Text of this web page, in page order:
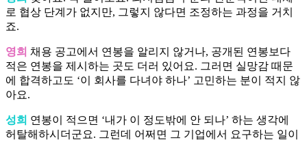
로 협상 단계가 없지만, 그렇지 않다면 조정하는 과정을 거치
죠.
영희 채용 공고에서 연봉을 알리지 않거나, 공개된 연봉보다
적은 연봉을 제시하는 곳도 더러 있어요. 그러면 실망감 때문
에 합격하고도 ‘이 회사를 다녀야 하나’ 고민하는 분이 적지 않
아요.
성희 연봉이 적으면 ‘내가 이 정도밖에 안 되나’ 하는 생각에
허탈해하시더군요. 그런데 어쩌면 그 기업에서 요구하는 일이